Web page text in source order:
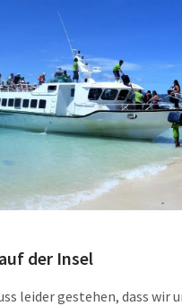
der Insel
leider gestehen, dass wir